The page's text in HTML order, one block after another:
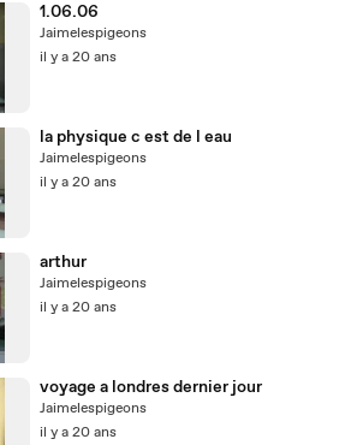
1.06.06
Jaimelespigeons
il y a 20 ans
la physique c est de l eau
Jaimelespigeons
il y a 20 ans
arthur
Jaimelespigeons
il y a 20 ans
voyage a londres dernier jour
Jaimelespigeons
il y a 20 ans